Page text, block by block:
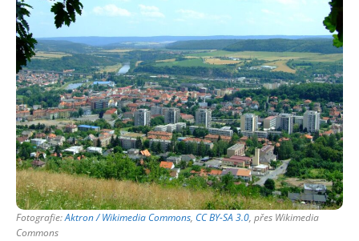
Fotografie:Aktron / Wikimedia Commons, CC BY-SA 3.0, přes Wikimedia
Commons